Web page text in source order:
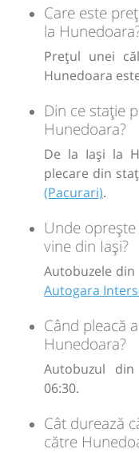
Durată:
h29min
190
Sursa: Izvoras SRL| Ultima
Care este
la
Prețul unei
Hunedoara
Din ce stație
Hunedoara?
De la Iași la
plecare din
(Pacurari).
Unde
vine din Iași?
Autobuzele
Autogara
Când pleacă
Hunedoara?
Autobuzul
06:30.
Cât durează
către